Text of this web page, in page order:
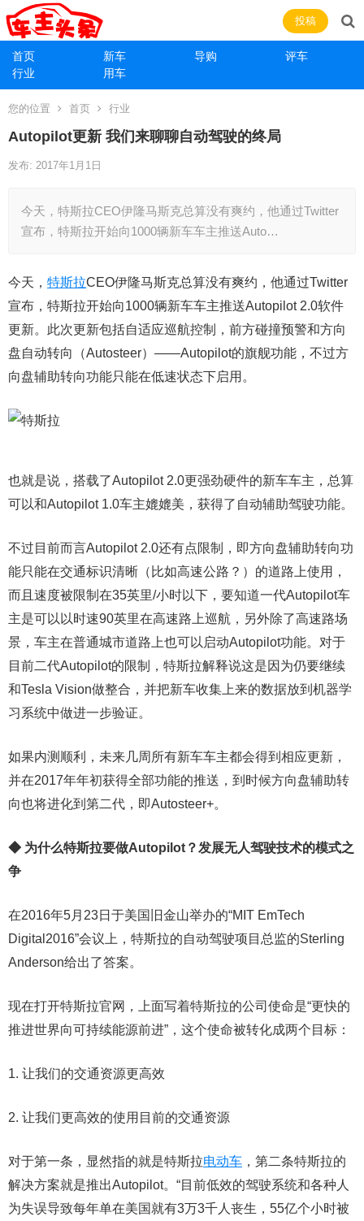
首页 新车 导购
评车
行业
用车
投稿
您的位置 首页 行业
Autopilot更新 我们来聊聊自动驾驶的终局
发布: 2017年1月1日
今天，特斯拉CEO伊隆马斯克总算没有爽约，他通过Twitter
宣布，特斯拉开始向1000辆新车车主推送Auto…
今天， 特斯拉CEO伊隆马斯克总算没有爽约，他通过Twitter
宣布，特斯拉开始向1000辆新车车主推送Autopilot 2.0软件
更新。此次更新包括自适应巡航控制，前方碰撞预警和方向
盘自动转向（Autosteer）——Autopilot的旗舰功能，不过方
向盘辅助转向功能只能在低速状态下启用。
也就是说，搭载了Autopilot 2.0更强劲硬件的新车车主，总算
可以和Autopilot 1.0车主媲媲美，获得了自动辅助驾驶功能。
不过目前而言Autopilot 2.0还有点限制，即方向盘辅助转向功
能只能在交通标识清晰（比如高速公路？）的道路上使用，
而且速度被限制在35英里/小时以下，要知道一代Autopilot车
主是可以以时速90英里在高速路上巡航，另外除了高速路场
景，车主在普通城市道路上也可以启动Autopilot功能。对于
目前二代Autopilot的限制，特斯拉解释说这是因为仍要继续
和Tesla Vision做整合，并把新车收集上来的数据放到机器学
习系统中做进一步验证。
如果内测顺利，未来几周所有新车车主都会得到相应更新，
并在2017年年初获得全部功能的推送，到时候方向盘辅助转
向也将进化到第二代，即Autosteer+。
◆ 为什么特斯拉要做Autopilot？发展无人驾驶技术的模式之
争
在2016年5月23日于美国旧金山举办的“MIT EmTech
Digital2016”会议上，特斯拉的自动驾驶项目总监的Sterling
Anderson给出了答案。
现在打开特斯拉官网，上面写着特斯拉的公司使命是“更快的
推进世界向可持续能源前进”，这个使命被转化成两个目标：
1. 让我们的交通资源更高效
2. 让我们更高效的使用目前的交通资源
对于第一条，显然指的就是特斯拉电动车 ，第二条特斯拉的
解决方案就是推出Autopilot。“目前低效的驾驶系统和各种人
为失误导致每年单在美国就有3万3千人丧生，55亿个小时被